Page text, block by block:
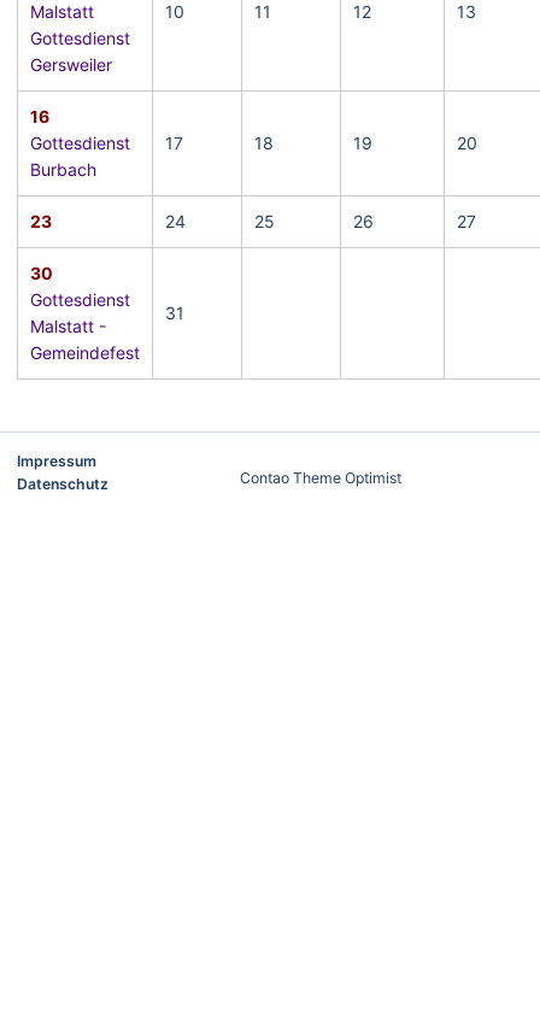
Malstatt
Gottesdienst
Gersweiler
10 11 12 13
16
Gottesdienst
Burbach
17 18 19 20
23 24 25 26 27
30
Gottesdienst
Malstatt -
Gemeindefest
31
Impressum
Datenschutz
Contao Theme Optimist